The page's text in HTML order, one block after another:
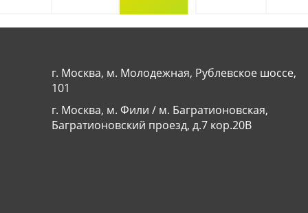
г. Москва, м. Молодежная, Рублевское шоссе,
101
г. Москва, м. Фили / м. Багратионовская,
Багратионовский проезд, д.7 кор.20В